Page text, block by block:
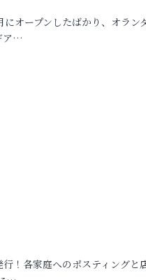
オープンしたばかり、オラン
ア…
！各家庭へのポスティングと